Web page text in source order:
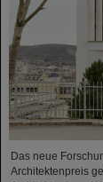
Das neue
Architektenpreis